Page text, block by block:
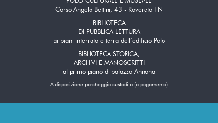
Corso Angelo Bettini, 43 - Rovereto TN
BIBLIOTECA
DI PUBBLICA LETTURA
ai piani interrato e terra dell’edificio Polo
BIBLIOTECA STORICA,
ARCHIVI E MANOSCRITTI
al primo piano di palazzo Annona
A disposizione parcheggio custodito (a pagamento)